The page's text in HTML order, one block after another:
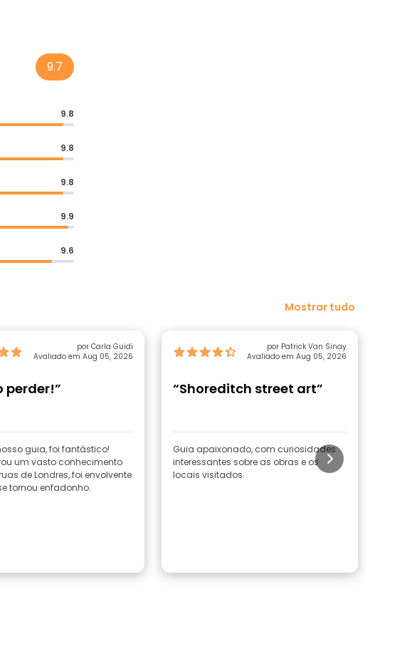
9.7
9.8
9.8
9.8
9.9
9.6
Mostrar tudo
por Carla Guidi
Avaliado em Aug 05, 2026
perder!”
guia, foi fantástico!
um vasto conhecimento
de Londres, foi envolvente
tornou enfadonho.
por Patrick Van Sinay
Avaliado em Aug 05, 2026
“Shoreditch street art”
Guia apaixonado, com curiosidades
interessantes sobre as obras e os
locais visitados.